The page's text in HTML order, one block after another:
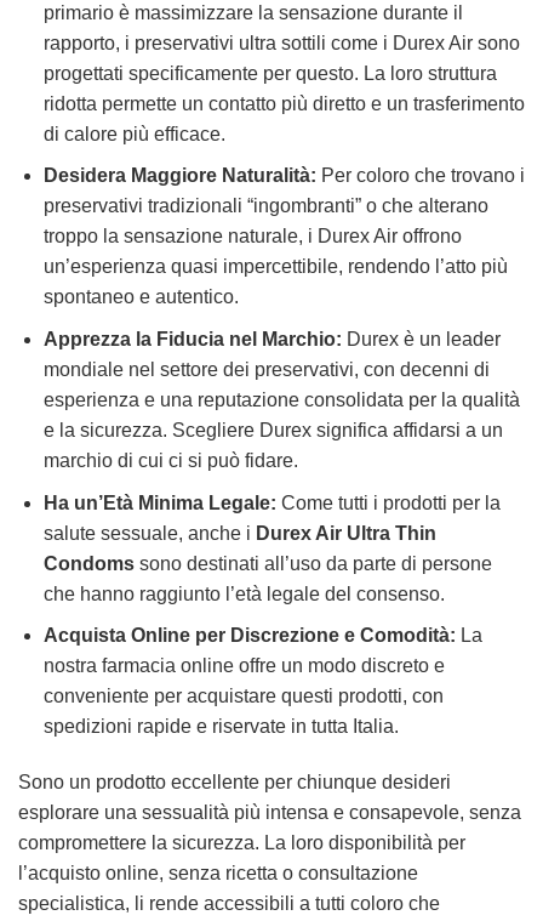
primario è massimizzare la sensazione durante il
rapporto, i preservativi ultra sottili come i Durex Air sono
progettati specificamente per questo. La loro struttura
ridotta permette un contatto più diretto e un trasferimento
di calore più efficace.
Desidera Maggiore Naturalità: Per coloro che trovano i
preservativi tradizionali “ingombranti” o che alterano
troppo la sensazione naturale, i Durex Air offrono
un’esperienza quasi impercettibile, rendendo l’atto più
spontaneo e autentico.
Apprezza la Fiducia nel Marchio: Durex è un leader
mondiale nel settore dei preservativi, con decenni di
esperienza e una reputazione consolidata per la qualità
e la sicurezza. Scegliere Durex significa affidarsi a un
marchio di cui ci si può fidare.
Ha un’Età Minima Legale: Come tutti i prodotti per la
salute sessuale, anche i Durex Air Ultra Thin
Condomssono destinati all’uso da parte di persone
che hanno raggiunto l’età legale del consenso.
Acquista Online per Discrezione e Comodità: La
nostra farmacia online offre un modo discreto e
conveniente per acquistare questi prodotti, con
spedizioni rapide e riservate in tutta Italia.
Sono un prodotto eccellente per chiunque desideri
esplorare una sessualità più intensa e consapevole, senza
compromettere la sicurezza. La loro disponibilità per
l’acquisto online, senza ricetta o consultazione
specialistica, li rende accessibili a tutti coloro che